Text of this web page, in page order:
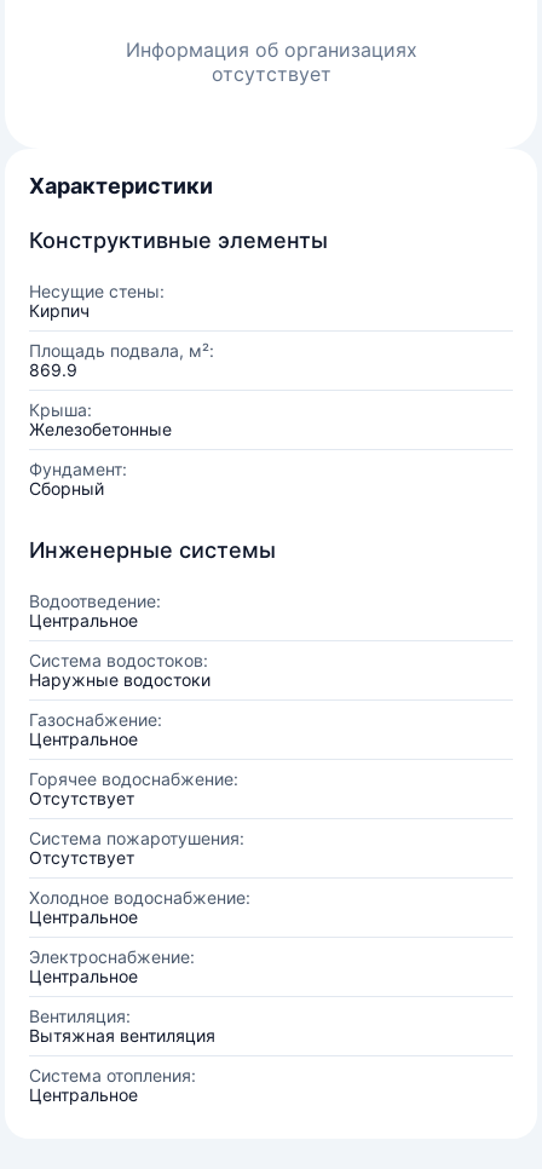
Информация об организациях
отсутствует
Характеристики
Конструктивные элементы
Несущие стены:
Кирпич
Площадь подвала, м²:
869.9
Крыша:
Железобетонные
Фундамент:
Сборный
Инженерные системы
Водоотведение:
Центральное
Система водостоков:
Наружные водостоки
Газоснабжение:
Центральное
Горячее водоснабжение:
Отсутствует
Система пожаротушения:
Отсутствует
Холодное водоснабжение:
Центральное
Электроснабжение:
Центральное
Вентиляция:
Вытяжная вентиляция
Система отопления:
Центральное